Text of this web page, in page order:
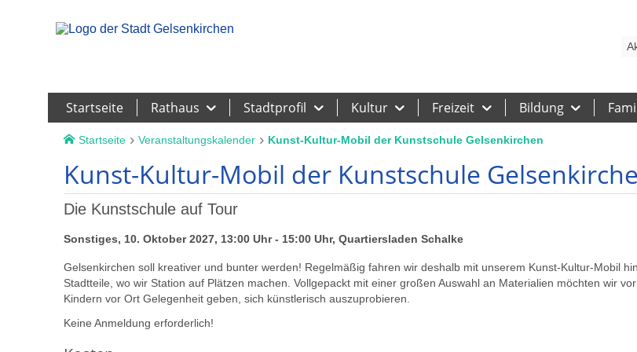
Startseite Rathaus Stadtprofil Kultur Freizeit Bildung
Startseite Veranstaltungskalender Kunst-Kultur-Mobil der Kunstschule Gelsenkirchen
Kunst-Kultur-Mobil der Kunstschule
Die Kunstschule auf Tour
Sonstiges, 10. Oktober 2027, 13:00 Uhr - 15:00 Uhr, Quartiersladen Schalke
Gelsenkirchen soll kreativer und bunter werden! Regelmäßig fahren wir deshalb mit unserem Kunst-Kultur-Mobil
Stadtteile, wo wir Station auf Plätzen machen. Vollgepackt mit einer großen Auswahl an Materialien möchten wir
Kindern vor Ort Gelegenheit geben, sich künstlerisch auszuprobieren.
Keine Anmeldung erforderlich!